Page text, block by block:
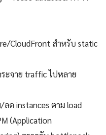
CloudFront สำหรับ static
ะจาย traffic ไปหลาย
ด instances ตาม load
(Application